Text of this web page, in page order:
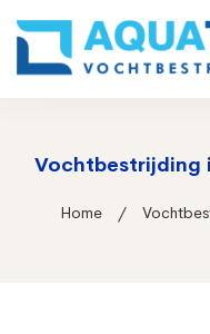
Vochtbestrijding
Home